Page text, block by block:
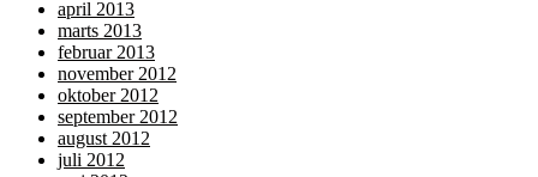
april 2013
marts 2013
februar 2013
november 2012
oktober 2012
september 2012
august 2012
juli 2012